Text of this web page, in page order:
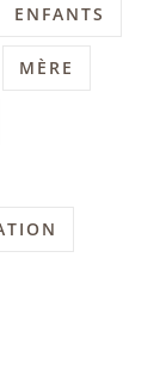
ENFANTS
MÈRE